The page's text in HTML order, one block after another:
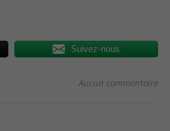
Suivez-nous
Aucun commentaire